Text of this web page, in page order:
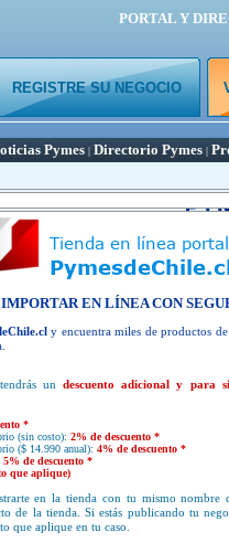
PORTAL Y
REGISTRE SU NEGOCIO
Pymes | Directorio Pymes |
EN LÍNEA CON
y encuentra miles de productos
undescuento adicional y para
*
(sin costo): 2% de descuento *
($ 14.990 anual): 4% de descuento *
5% de descuento *
que aplique)
en la tienda con tu mismo
de la tienda. Si estás publicando tu
que aplique en tu caso.
Portal y directorio de
¿ Busca
VER DIRECTORIO PYMES
REGISTRE SU NEGOCIO